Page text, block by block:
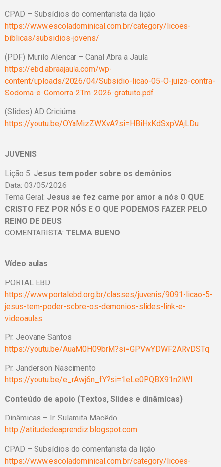
CPAD – Subsídios do comentarista da lição
https://www.escoladominical.com.br/category/licoes-
biblicas/subsidios-jovens/
(PDF) Murilo Alencar – Canal Abra a Jaula
https://ebd.abraajaula.com/wp-
content/uploads/2026/04/Subsidio-licao-05-O-juizo-contra-
Sodoma-e-Gomorra-2Tm-2026-gratuito.pdf
(Slides) AD Criciúma
https://youtu.be/OYaMizZWXvA?si=HBiHxKdSxpVAjLDu
JUVENIS
Lição 5: Jesus tem poder sobre os demônios
Data: 03/05/2026
Tema Geral: Jesus se fez carne por amor a nós O QUE
CRISTO FEZ POR NÓS E O QUE PODEMOS FAZER PELO
REINO DE DEUS
COMENTARISTA: TELMA BUENO
Vídeo aulas
PORTAL EBD
https://www.portalebd.org.br/classes/juvenis/9091-licao-5-
jesus-tem-poder-sobre-os-demonios-slides-link-e-
videoaulas
Pr. Jeovane Santos
https://youtu.be/AuaM0H09brM?si=GPVwYDWF2ARvDSTq
Pr. Janderson Nascimento
https://youtu.be/e_rAwj6n_fY?si=1eLe0PQBX91n2lWI
Conteúdo de apoio (Textos, Slides e dinâmicas)
Dinâmicas – Ir. Sulamita Macêdo
http://atitudedeaprendiz.blogspot.com
CPAD – Subsídios do comentarista da lição
https://www.escoladominical.com.br/category/licoes-